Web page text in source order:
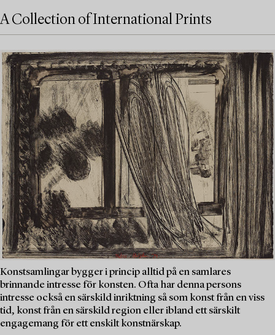
A Collection of International Prints
Konstsamlingar bygger i princip alltid på en samlares
brinnande intresse för konsten. Ofta har denna persons
intresse också en särskild inriktning så som konst från en viss
tid, konst från en särskild region eller ibland ett särskilt
engagemang för ett enskilt konstnärskap.